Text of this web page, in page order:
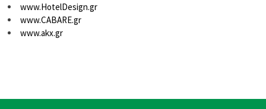
www.HotelDesign.gr
www.CABARE.gr
www.akx.gr